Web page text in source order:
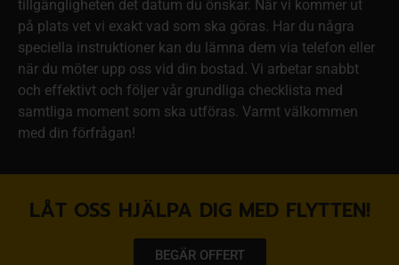
tillgängligheten det datum du önskar. När vi kommer ut
på plats vet vi exakt vad som ska göras. Har du några
speciella instruktioner kan du lämna dem via telefon eller
när du möter upp oss vid din bostad. Vi arbetar snabbt
och effektivt och följer vår grundliga checklista med
samtliga moment som ska utföras. Varmt välkommen
med din förfrågan!
LÅT OSS HJÄLPA DIG MED FLYTTEN!
BEGÄR OFFERT